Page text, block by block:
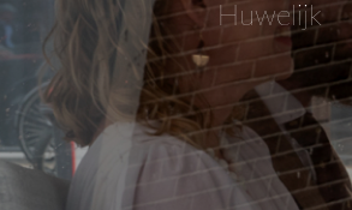
Huwelijk